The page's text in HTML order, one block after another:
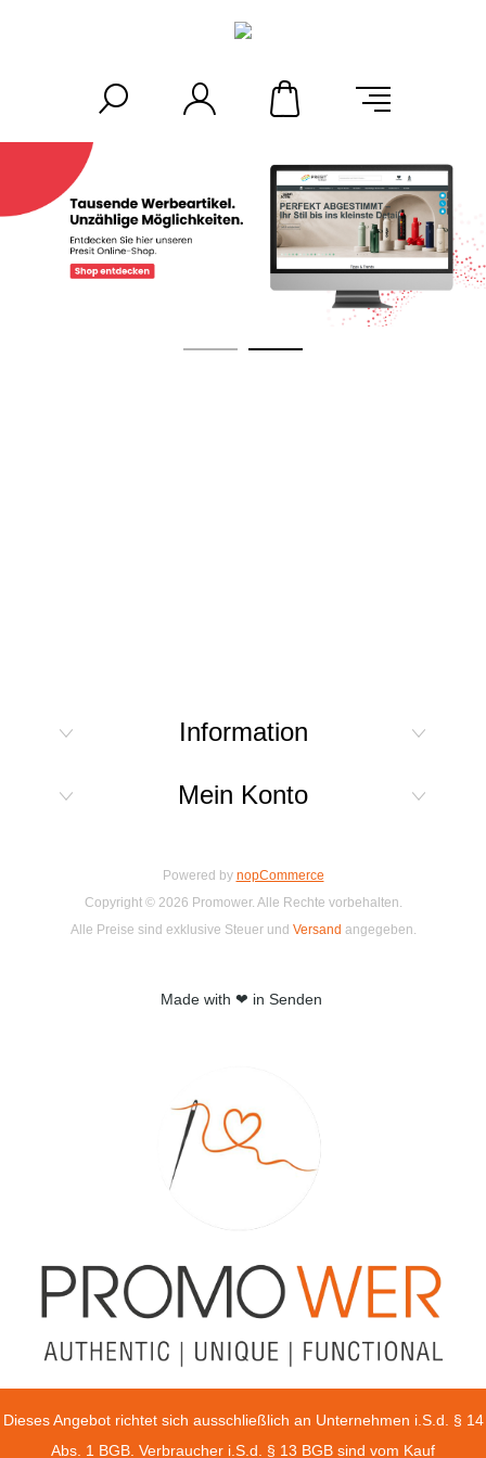
Information
Mein Konto
Powered by nopCommerce
Copyright © 2026 Promower. Alle Rechte vorbehalten.
Alle Preise sind exklusive Steuer und Versand angegeben.
Made with ❤ in Senden
Dieses Angebot richtet sich ausschließlich an Unternehmen i.S.d. § 14
Abs. 1 BGB. Verbraucher i.S.d. § 13 BGB sind vom Kauf